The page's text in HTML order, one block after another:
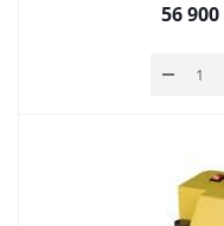
56 900